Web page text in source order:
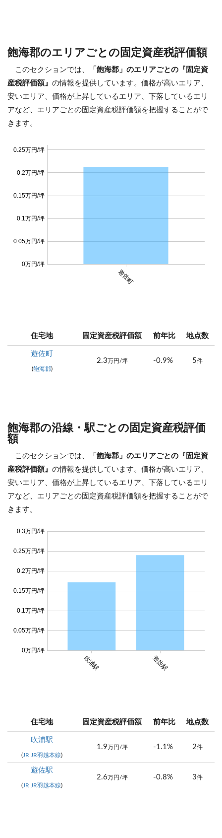
飽海郡のエリアごとの固定資産税評価額
このセクションでは、
「飽海郡」のエリアごとの『固定資
産税評価額』 の情報を提供しています。価格が高いエリア、
安いエリア、価格が上昇しているエリア、下落しているエリ
アなど、エリアごとの固定資産税評価額を把握することがで
きます。
遊佐町
0万円/坪
0.05万円/坪
0.1万円/坪
0.15万円/坪
0.2万円/坪
0.25万円/坪
住宅地 固定資産税評価額 前年比 地点数
遊佐町
(飽海郡)
2.3 万円/坪 -0.9% 5件
飽海郡の沿線・駅ごとの固定資産税評価
額
このセクションでは、
「飽海郡」のエリアごとの『固定資
産税評価額』 の情報を提供しています。価格が高いエリア、
安いエリア、価格が上昇しているエリア、下落しているエリ
アなど、エリアごとの固定資産税評価額を把握することがで
きます。
吹浦駅 遊佐駅
0万円/坪
0.05万円/坪
0.1万円/坪
0.15万円/坪
0.2万円/坪
0.25万円/坪
0.3万円/坪
住宅地 固定資産税評価額 前年比 地点数
吹浦駅
(JR JR羽越本線)
1.9 万円/坪 -1.1% 2件
遊佐駅
(JR JR羽越本線)
2.6 万円/坪 -0.8% 3件